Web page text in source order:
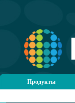
Продукты